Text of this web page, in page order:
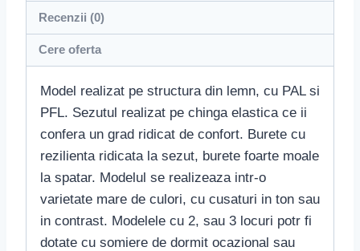
Recenzii (0)
Cere oferta
Model realizat pe structura din lemn, cu PAL si
PFL. Sezutul realizat pe chinga elastica ce ii
confera un grad ridicat de confort. Burete cu
rezilienta ridicata la sezut, burete foarte moale
la spatar. Modelul se realizeaza intr-o
varietate mare de culori, cu cusaturi in ton sau
in contrast. Modelele cu 2, sau 3 locuri potr fi
dotate cu somiere de dormit ocazional sau